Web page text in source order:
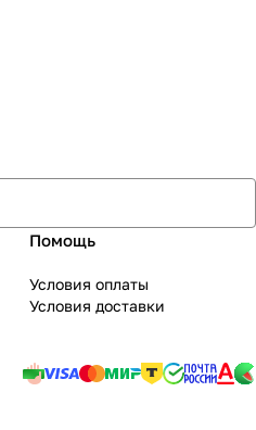
Помощь
Условия оплаты
Условия доставки